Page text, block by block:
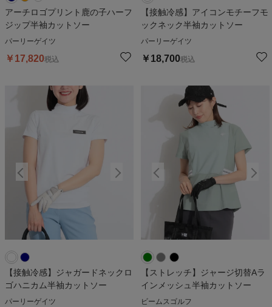
アーチロゴプリント鹿の子ハーフ
ジップ半袖カットソー
パーリーゲイツ
￥ 17,820税込
【接触冷感】アイコンモチーフモ
ックネック半袖カットソー
パーリーゲイツ
￥ 18,700税込
【接触冷感】ジャガードネックロ
ゴハニカム半袖カットソー
パーリーゲイツ
【ストレッチ】ジャージ切替Aラ
インメッシュ半袖カットソー
ビームスゴルフ